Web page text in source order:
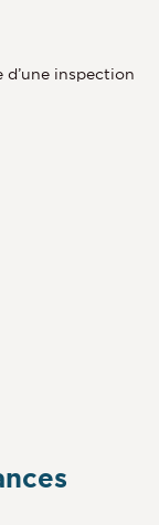
inspection